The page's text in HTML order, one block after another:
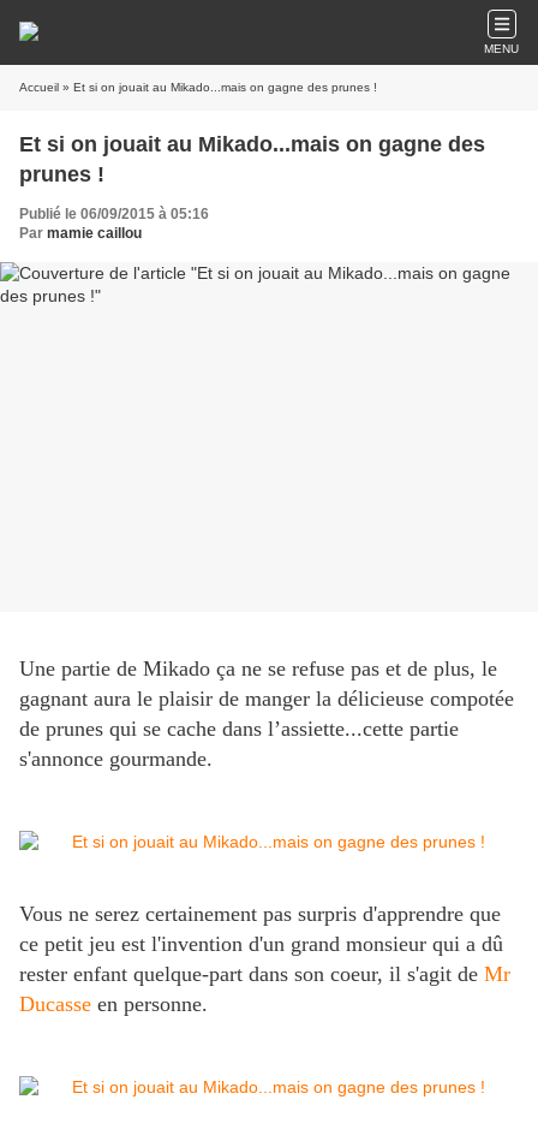
MENU
Accueil » Et si on jouait au Mikado...mais on gagne des prunes !
Et si on jouait au Mikado...mais on gagne des
prunes !
Publié le 06/09/2015 à 05:16
Par mamie caillou
Une partie de Mikado ça ne se refuse pas et de plus, le
gagnant aura le plaisir de manger la délicieuse compotée
de prunes qui se cache dans l’assiette...cette partie
s'annonce gourmande.
Vous ne serez certainement pas surpris d'apprendre que
ce petit jeu est l'invention d'un grand monsieur qui a dû
rester enfant quelque-part dans son coeur, il s'agit de Mr
Ducasse en personne.